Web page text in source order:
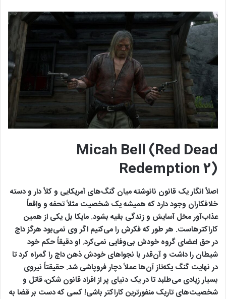
Micah Bell (Red Dead
Redemption 2)
اصلاً انگار یک قانون نانوشته میان گنگ‌های آمریکایی و کلاً دار و دسته‌
خلافکاران وجود دارد که همیشه یک شخصیت مثلاً تحفه و واقعاً
عذاب‌آور مخل آسایش و زندگی بقیه بشود. مایکا بل یکی از همین
کاراکترهاست. هر طور که فکرش را می‌کنیم اگر وی نمی‌بود هرگز داچ
در حق اعضای گروه خودش بی‌وفایی نمی‌کرد. او دقیقاً حکم خود
شیطان را داشت و آن‌قدر با نجواهای خودش ذهن داچ را گمراه کرد تا
در نهایت گنگ یکه‌تاز آن‌ها عملاً دچار فروپاشی شد. حقیقتاً نیروی
بسیار زیادی می‌طلبد تا در یک دنیای پر از افراد قانون شکن، قاتل و
شخصیت‌های تاریک منفورترین کاراکتر باشی! کسی که دست بر قضا به